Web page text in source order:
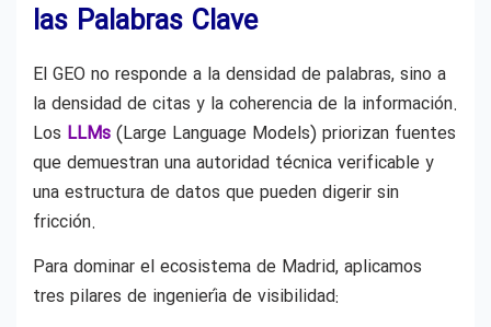
las Palabras Clave
El GEO no responde a la densidad de palabras, sino a
la densidad de citas y la coherencia de la información.
Los LLMs (Large Language Models) priorizan fuentes
que demuestran una autoridad técnica verificable y
una estructura de datos que pueden digerir sin
fricción.
Para dominar el ecosistema de Madrid, aplicamos
tres pilares de ingeniería de visibilidad: